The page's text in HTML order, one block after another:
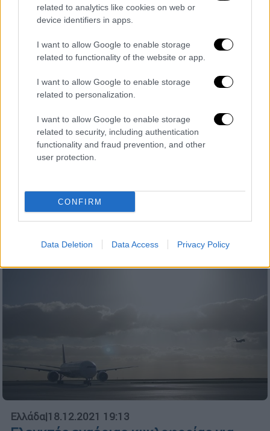
related to analytics like cookies on web or
device identifiers in apps.
I want to allow Google to enable storage
related to functionality of the website or app.
I want to allow Google to enable storage
related to personalization.
I want to allow Google to enable storage
related to security, including authentication
functionality and fraud prevention, and other
user protection.
CONFIRM
Data Deletion Data Access Privacy Policy
Ελλάδα|23.12.2021 14:30
Μπλακ άουτ στα αεροδρόμια την
ερχόμενη Πέμπτη: Στάσης εργασίας των
ελεγκτών
Τετράωρο μπλακ άουτ στα ελληνικά
πτήσεις
Ελλάδα|18.12.2021 19:13